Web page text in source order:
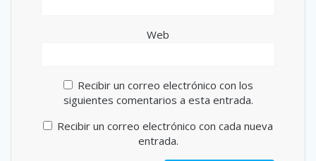
Web
Recibir un correo electrónico con los
siguientes comentarios a esta entrada.
Recibir un correo electrónico con cada nueva
entrada.